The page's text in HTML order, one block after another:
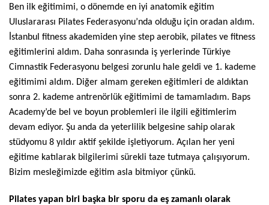
Ben ilk eğitimimi, o dönemde en iyi anatomik eğitim
Uluslararası Pilates Federasyonu’nda olduğu için oradan aldım.
İstanbul fitness akademiden yine step aerobik, pilates ve fitness
eğitimlerini aldım. Daha sonrasında iş yerlerinde Türkiye
Cimnastik Federasyonu belgesi zorunlu hale geldi ve 1. kademe
eğitimimi aldım. Diğer almam gereken eğitimleri de aldıktan
sonra 2. kademe antrenörlük eğitimimi de tamamladım. Baps
Academy’de bel ve boyun problemleri ile ilgili eğitimlerim
devam ediyor. Şu anda da yeterlilik belgesine sahip olarak
stüdyomu 8 yıldır aktif şekilde işletiyorum. Açılan her yeni
eğitime katılarak bilgilerimi sürekli taze tutmaya çalışıyorum.
Bizim mesleğimizde eğitim asla bitmiyor çünkü.
Pilates yapan biri başka bir sporu da eş zamanlı olarak